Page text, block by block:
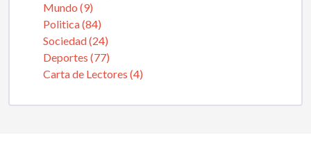
Mundo (9)
Politica (84)
Sociedad (24)
Deportes (77)
Carta de Lectores (4)